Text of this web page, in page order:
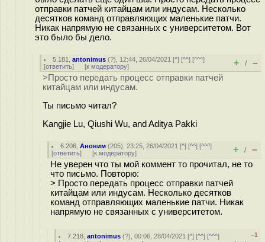
отправки патчей китайцам или индусам. Несколько
десятков команд отправляющих маленькие патчи.
Никак напрямую не связанных с университетом. Вот
это было бы дело.
5.181 ,antonimus (?), 12:44, 26/04/2021 [^] [^^] [^^^]
[ответить] [к модератору] + / –
>Просто передать процесс отправки патчей
китайцам или индусам.
Ты письмо читал?
Kangjie Lu, Qiushi Wu, and Aditya Pakki
6.206 ,Аноним (205), 23:25, 26/04/2021 [^] [^^] [^^^]
[ответить] [к модератору] + / –
Не уверен что ты мой коммент то прочитал, не то
что письмо. Повторю:
> Просто передать процесс отправки патчей
китайцам или индусам. Несколько десятков
команд отправляющих маленькие патчи. Никак
напрямую не связанных с университетом.
7.218 ,antonimus (?), 00:06, 28/04/2021 [^] [^^] [^^^]
–1